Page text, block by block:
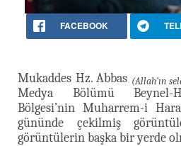
FACEBOOK
Mukaddes Hz. Abbas (Allah’ın
Medya Bölümü Beynel-
Bölgesi’nin Muharrem-i
gününde çekilmiş
görüntülerin başka bir yerde